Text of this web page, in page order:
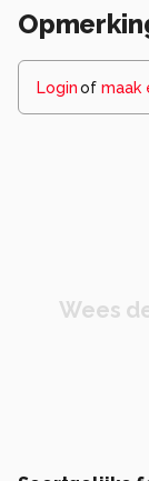
Loginof maak
Wees